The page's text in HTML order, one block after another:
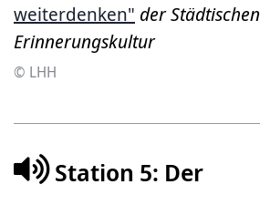
weiterdenken" der Städtischen
Erinnerungskultur
© LHH
Station 5: Der